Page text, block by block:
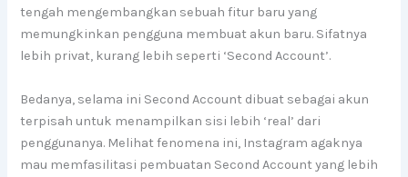
tengah mengembangkan sebuah fitur baru yang
memungkinkan pengguna membuat akun baru. Sifatnya
lebih privat, kurang lebih seperti ‘Second Account’.
Bedanya, selama ini Second Account dibuat sebagai akun
terpisah untuk menampilkan sisi lebih ‘real’ dari
penggunanya. Melihat fenomena ini, Instagram agaknya
mau memfasilitasi pembuatan Second Account yang lebih